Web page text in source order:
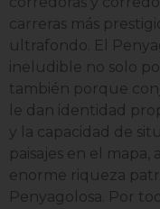
carreras más
ultrafondo. El
ineludible no solo
también porque
le dan identidad
y la capacidad de
paisajes en el mapa,
enorme riqueza
Penyagolosa. Por